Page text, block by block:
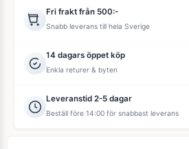
Fri frakt från 500:-
Snabb leverans till hela Sverige
14 dagars öppet köp
Enkla returer & byten
Leveranstid 2-5 dagar
Beställ före 14:00 för snabbast leverans